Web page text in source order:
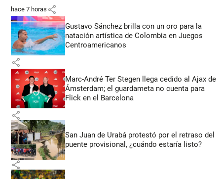
hace 7 horas share
Gustavo Sánchez brilla con un oro para la
natación artística de Colombia en Juegos
Centroamericanos
share
Marc-André Ter Stegen llega cedido al Ajax de
Ámsterdam; el guardameta no cuenta para
Flick en el Barcelona
share
San Juan de Urabá protestó por el retraso del
puente provisional, ¿cuándo estaría listo?
share